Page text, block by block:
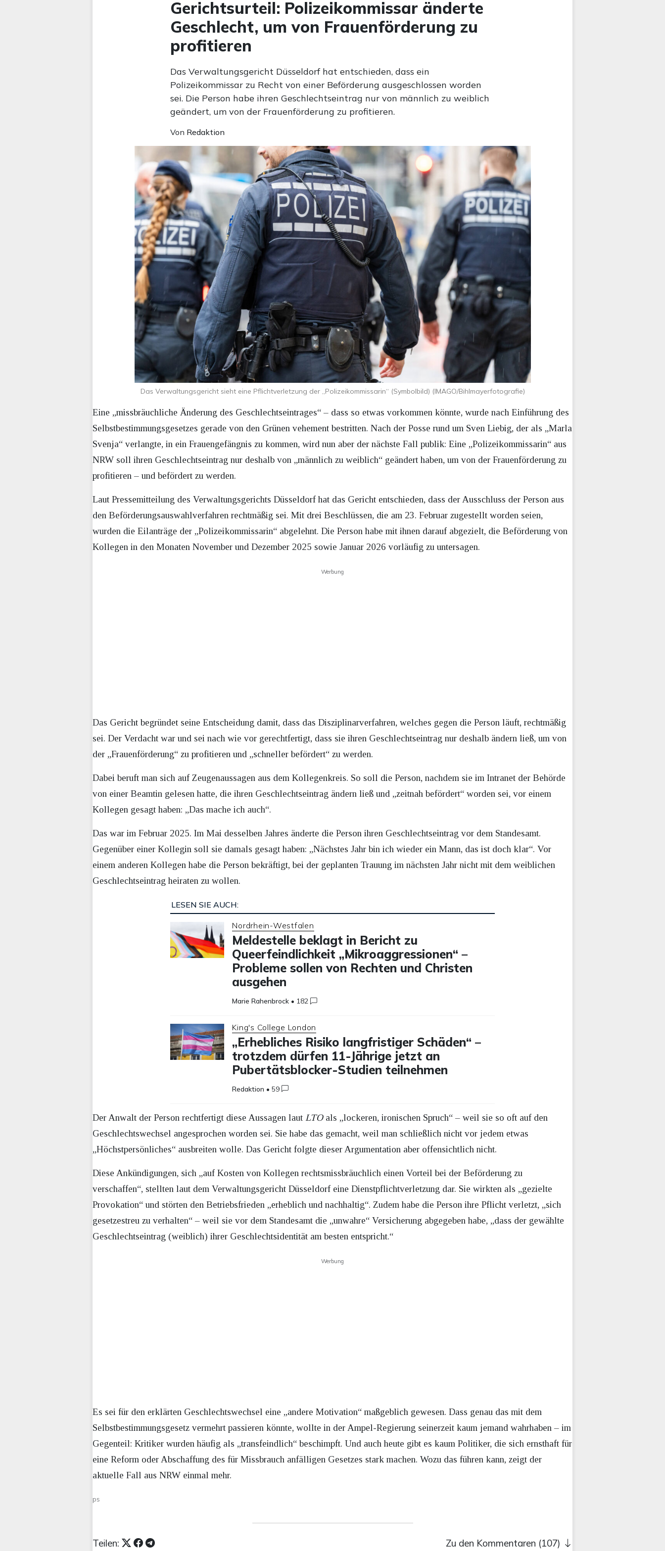
Gerichtsurteil: Polizeikommissar änderte
Geschlecht, um von Frauenförderung zu
profitieren
Das Verwaltungsgericht Düsseldorf hat entschieden, dass ein
Polizeikommissar zu Recht von einer Beförderung ausgeschlossen worden
sei. Die Person habe ihren Geschlechtseintrag nur von männlich zu weiblich
geändert, um von der Frauenförderung zu profitieren.
Von Redaktion
Das Verwaltungsgericht sieht eine Pflichtverletzung der „Polizeikommissarin“ (Symbolbild) (IMAGO/Bihlmayerfotografie)
Eine „missbräuchliche Änderung des Geschlechtseintrages“ – dass so etwas vorkommen könnte, wurde nach Einführung des
Selbstbestimmungsgesetzes gerade von den Grünen vehement bestritten. Nach der Posse rund um Sven Liebig, der als „Marla
Svenja“ verlangte, in ein Frauengefängnis zu kommen, wird nun aber der nächste Fall publik: Eine „Polizeikommissarin“ aus
NRW soll ihren Geschlechtseintrag nur deshalb von „männlich zu weiblich“ geändert haben, um von der Frauenförderung zu
profitieren – und befördert zu werden.
Laut Pressemitteilung des Verwaltungsgerichts Düsseldorf hat das Gericht entschieden, dass der Ausschluss der Person aus
den Beförderungsauswahlverfahren rechtmäßig sei. Mit drei Beschlüssen, die am 23. Februar zugestellt worden seien,
wurden die Eilanträge der „Polizeikommissarin“ abgelehnt. Die Person habe mit ihnen darauf abgezielt, die Beförderung von
Kollegen in den Monaten November und Dezember 2025 sowie Januar 2026 vorläufig zu untersagen.
Werbung
Das Gericht begründet seine Entscheidung damit, dass das Disziplinarverfahren, welches gegen die Person läuft, rechtmäßig
sei. Der Verdacht war und sei nach wie vor gerechtfertigt, dass sie ihren Geschlechtseintrag nur deshalb ändern ließ, um von
der „Frauenförderung“ zu profitieren und „schneller befördert“ zu werden.
Dabei beruft man sich auf Zeugenaussagen aus dem Kollegenkreis. So soll die Person, nachdem sie im Intranet der Behörde
von einer Beamtin gelesen hatte, die ihren Geschlechtseintrag ändern ließ und „zeitnah befördert“ worden sei, vor einem
Kollegen gesagt haben: „Das mache ich auch“.
Das war im Februar 2025. Im Mai desselben Jahres änderte die Person ihren Geschlechtseintrag vor dem Standesamt.
Gegenüber einer Kollegin soll sie damals gesagt haben: „Nächstes Jahr bin ich wieder ein Mann, das ist doch klar“. Vor
einem anderen Kollegen habe die Person bekräftigt, bei der geplanten Trauung im nächsten Jahr nicht mit dem weiblichen
Geschlechtseintrag heiraten zu wollen.
LESEN SIE AUCH:
Nordrhein-Westfalen
Meldestelle beklagt in Bericht zu
Queerfeindlichkeit „Mikroaggressionen“ –
Probleme sollen von Rechten und Christen
ausgehen
Marie Rahenbrock • 182
King's College London
„Erhebliches Risiko langfristiger Schäden“ –
trotzdem dürfen 11-Jährige jetzt an
Pubertätsblocker-Studien teilnehmen
Redaktion •59
Der Anwalt der Person rechtfertigt diese Aussagen laut LTOals „lockeren, ironischen Spruch“ – weil sie so oft auf den
Geschlechtswechsel angesprochen worden sei. Sie habe das gemacht, weil man schließlich nicht vor jedem etwas
„Höchstpersönliches“ ausbreiten wolle. Das Gericht folgte dieser Argumentation aber offensichtlich nicht.
Diese Ankündigungen, sich „auf Kosten von Kollegen rechtsmissbräuchlich einen Vorteil bei der Beförderung zu
verschaffen“, stellten laut dem Verwaltungsgericht Düsseldorf eine Dienstpflichtverletzung dar. Sie wirkten als „gezielte
Provokation“ und störten den Betriebsfrieden „erheblich und nachhaltig“. Zudem habe die Person ihre Pflicht verletzt, „sich
gesetzestreu zu verhalten“ – weil sie vor dem Standesamt die „unwahre“ Versicherung abgegeben habe, „dass der gewählte
Geschlechtseintrag (weiblich) ihrer Geschlechtsidentität am besten entspricht.“
Werbung
Es sei für den erklärten Geschlechtswechsel eine „andere Motivation“ maßgeblich gewesen. Dass genau das mit dem
Selbstbestimmungsgesetz vermehrt passieren könnte, wollte in der Ampel-Regierung seinerzeit kaum jemand wahrhaben – im
Gegenteil: Kritiker wurden häufig als „transfeindlich“ beschimpft. Und auch heute gibt es kaum Politiker, die sich ernsthaft für
eine Reform oder Abschaffung des für Missbrauch anfälligen Gesetzes stark machen. Wozu das führen kann, zeigt der
aktuelle Fall aus NRW einmal mehr.
ps
Teilen: Zu den Kommentaren (107)